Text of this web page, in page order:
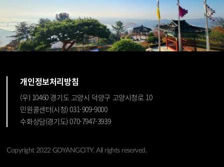
개인정보처리방침
(우) 10460 경기도 고양시 덕양구 고양시청로 10
민원콜센터(시청) 031-909-9000
수화상담(경기도) 070-7947-3939
Copyright 2022 GOYANGCITY. All rights reserved.